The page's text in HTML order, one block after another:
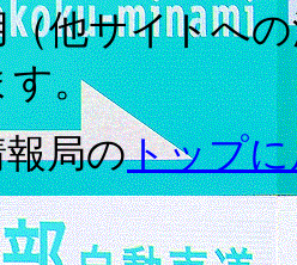
他サイトへ
す。
局のトップ